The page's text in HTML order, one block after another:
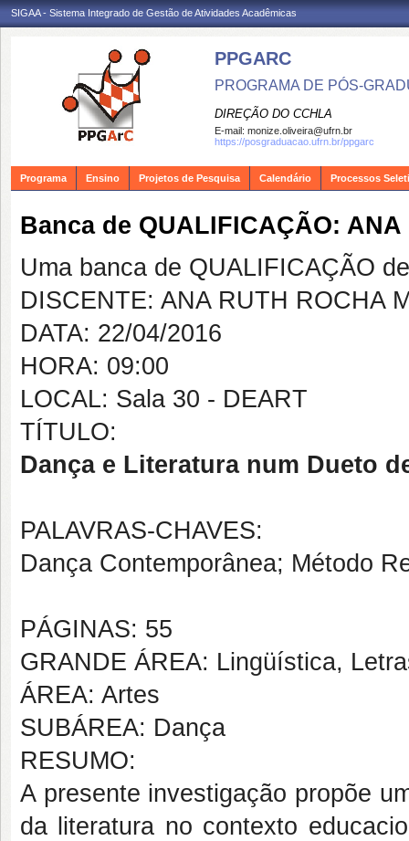
SIGAA - Sistema Integrado de Gestão de Atividades Acadêmicas
PPGARC
PROGRAMA DE PÓS-
DIREÇÃO DO CCHLA
E-mail: monize.oliveira@ufrn.br
https://posgraduacao.ufrn.br/ppgarc
Programa Ensino Projetos de Pesquisa Calendário Processos
Banca de QUALIFICAÇÃO: ANA
Uma banca de QUALIFICAÇÃO
DISCENTE: ANA RUTH ROCHA
DATA: 22/04/2016
HORA: 09:00
LOCAL: Sala 30 - DEART
TÍTULO:
Dança e Literatura num Dueto
PALAVRAS-CHAVES:
Dança Contemporânea; Método
PÁGINAS: 55
GRANDE ÁREA: Lingüística,
ÁREA: Artes
SUBÁREA: Dança
RESUMO:
A presente investigação propõe
da literatura no contexto